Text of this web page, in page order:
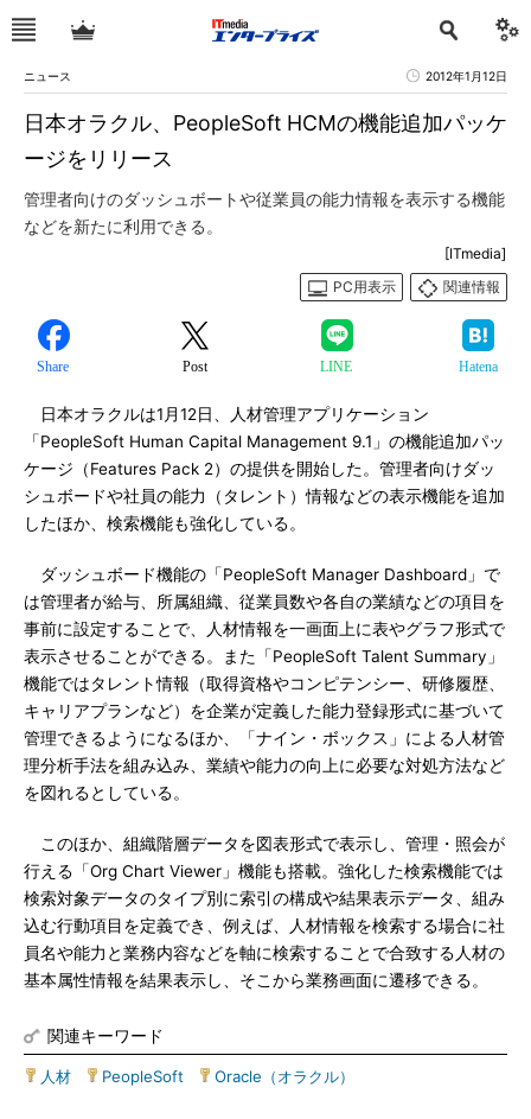
ニュース 2012年1月12日
日本オラクル、PeopleSoft HCMの機能追加パッケ
ージをリリース
管理者向けのダッシュボートや従業員の能力情報を表示する機能
などを新たに利用できる。
[ITmedia]
PC用表示
関連情報
Share Post LINE Hatena
日本オラクルは1月12日、人材管理アプリケーション
「PeopleSoft Human Capital Management 9.1」の機能追加パッ
ケージ（Features Pack 2）の提供を開始した。管理者向けダッ
シュボードや社員の能力（タレント）情報などの表示機能を追加
したほか、検索機能も強化している。
ダッシュボード機能の「PeopleSoft Manager Dashboard」で
は管理者が給与、所属組織、従業員数や各自の業績などの項目を
事前に設定することで、人材情報を一画面上に表やグラフ形式で
表示させることができる。また「PeopleSoft Talent Summary」
機能ではタレント情報（取得資格やコンピテンシー、研修履歴、
キャリアプランなど）を企業が定義した能力登録形式に基づいて
管理できるようになるほか、「ナイン・ボックス」による人材管
理分析手法を組み込み、業績や能力の向上に必要な対処方法など
を図れるとしている。
このほか、組織階層データを図表形式で表示し、管理・照会が
行える「Org Chart Viewer」機能も搭載。強化した検索機能では
検索対象データのタイプ別に索引の構成や結果表示データ、組み
込む行動項目を定義でき、例えば、人材情報を検索する場合に社
員名や能力と業務内容などを軸に検索することで合致する人材の
基本属性情報を結果表示し、そこから業務画面に遷移できる。
関連キーワード
人材 PeopleSoft Oracle（オラクル）